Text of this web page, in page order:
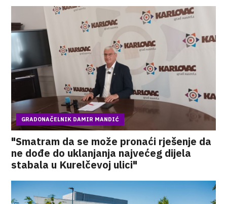
GRADONAČELNIK DAMIR MANDIĆ
"Smatram da se može pronaći rješenje da
ne dođe do uklanjanja najvećeg dijela
stabala u Kurelčevoj ulici"